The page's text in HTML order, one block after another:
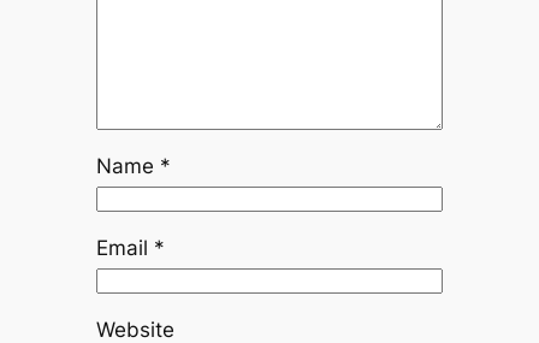
Name *
Email *
Website